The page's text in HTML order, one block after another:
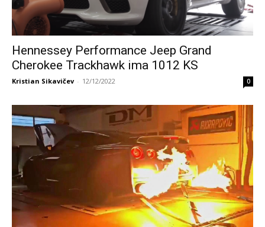
Hennessey Performance Jeep Grand
Cherokee Trackhawk ima 1012 KS
Kristian Sikavičev - 12/12/2022 0